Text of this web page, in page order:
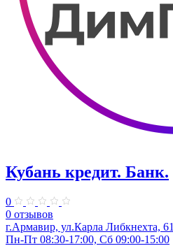
Кубань кредит. Банк.
0
0 отзывов
г.Армавир, ул.Карла Либкнехта, 61
Пн-Пт 08:30-17:00, Сб 09:00-15:00